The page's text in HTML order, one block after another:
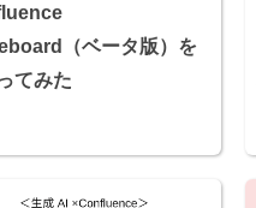
（ベータ版）を
てみた